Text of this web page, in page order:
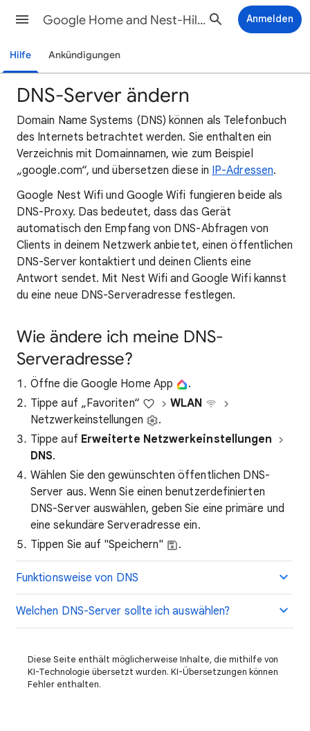
Google Home and Nest-Hilfe Anmelden
Hilfe Ankündigungen
DNS-Server ändern
Domain Name Systems (DNS) können als Telefonbuch
des Internets betrachtet werden. Sie enthalten ein
Verzeichnis mit Domainnamen, wie zum Beispiel
„google.com“, und übersetzen diese in IP-Adressen.
Google Nest Wifi und Google Wifi fungieren beide als
DNS-Proxy. Das bedeutet, dass das Gerät
automatisch den Empfang von DNS-Abfragen von
Clients in deinem Netzwerk anbietet, einen öffentlichen
DNS-Server kontaktiert und deinen Clients eine
Antwort sendet. Mit Nest Wifi and Google Wifi kannst
du eine neue DNS-Serveradresse festlegen.
Wie ändere ich meine DNS-
Serveradresse?
Öffne die Google Home App
.
Tippe auf „Favoriten“
WLAN
Netzwerkeinstellungen
.
Tippe auf Erweiterte Netzwerkeinstellungen
DNS.
Wählen Sie den gewünschten öffentlichen DNS-
Server aus. Wenn Sie einen benutzerdefinierten
DNS-Server auswählen, geben Sie eine primäre und
eine sekundäre Serveradresse ein.
Tippen Sie auf "Speichern"
.
Funktionsweise von DNS
Welchen DNS-Server sollte ich auswählen?
Diese Seite enthält möglicherweise Inhalte, die mithilfe von
KI-Technologie übersetzt wurden. KI-Übersetzungen können
Fehler enthalten.